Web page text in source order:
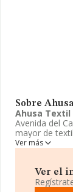
Sobre
Ahusa Textil
Avenida del
mayor de
Ver más
Ver el